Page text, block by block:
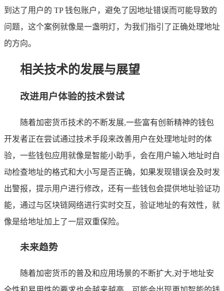
到达了用户的 TP 钱包账户，避免了因地址错误而可能导致的
问题，这个案例就像是一盏明灯，为我们指引了正确处理地址
的方向。
相关技术的发展与展望
改进用户体验的技术尝试
随着加密货币技术的不断发展,一些富有创新精神的钱包
开发者正在尝试通过技术手段来改善用户在处理地址时的体
验，一些钱包应用就像是智能小助手，会在用户输入地址时自
动检查地址的格式和大小写是否正确，如果发现错误会及时发
出警报，提示用户进行修改，还有一些钱包会提供地址验证功
能，通过与区块链网络进行实时交互，验证地址的有效性，就
像是给地址加上了一层双重保险。
未来趋势
随着加密货币的普及和应用场景的不断扩大,对于地址安